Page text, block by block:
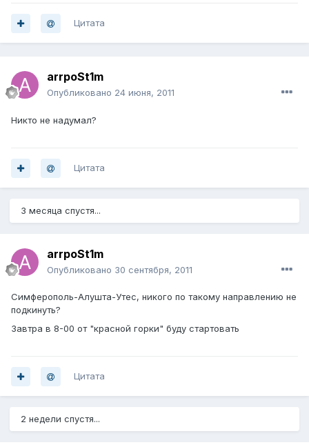
Цитата
arrpoSt1m
Опубликовано 24 июня, 2011
Никто не надумал?
Цитата
3 месяца спустя...
arrpoSt1m
Опубликовано 30 сентября, 2011
Симферополь-Алушта-Утес, никого по такому направлению не
подкинуть?
Завтра в 8-00 от "красной горки" буду стартовать
Цитата
2 недели спустя...